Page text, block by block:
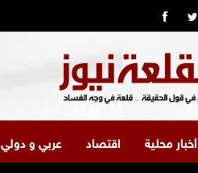
أخبار محلية اقتصاد عربي و دولي